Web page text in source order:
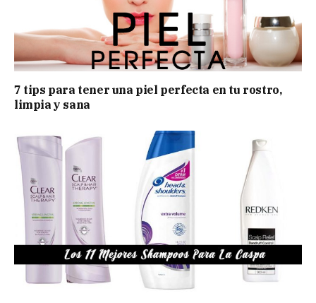
7 tips para tener una piel perfecta en tu rostro,
limpia y sana